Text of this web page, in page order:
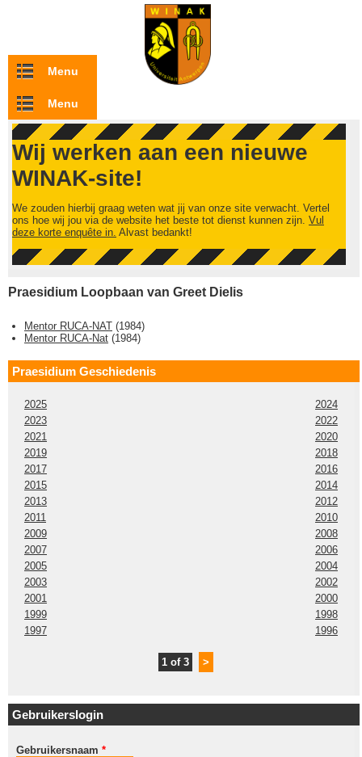
Overslaan en naar de inhoud gaan
Menu
Menu
Wij werken aan een nieuwe
WINAK-site!
We zouden hierbij graag weten wat jij van onze site verwacht. Vertel
ons hoe wij jou via de website het beste tot dienst kunnen zijn. Vul
deze korte enquête in. Alvast bedankt!
Praesidium Loopbaan van Greet Dielis
Mentor RUCA-NAT (1984)
Mentor RUCA-Nat (1984)
Praesidium Geschiedenis
2025
2024
2023
2022
2021
2020
2019
2018
2017
2016
2015
2014
2013
2012
2011
2010
2009
2008
2007
2006
2005
2004
2003
2002
2001
2000
1999
1998
1997
1996
1 of 3 >
Gebruikerslogin
Gebruikersnaam *